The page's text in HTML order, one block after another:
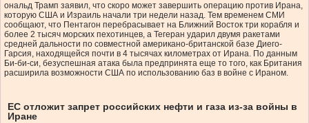
ональд Трамп заявил, что скоро может завершить операцию против Ирана,
которую США и Израиль начали три недели назад. Тем временем СМИ
сообщают, что Пентагон перебрасывает на Ближний Восток три корабля и
более 2 тысяч морских пехотинцев, а Тегеран ударил двумя ракетами
средней дальности по совместной американо-британской базе Диего-
Гарсия, находящейся почти в 4 тысячах километрах от Ирана. По данным
Би-би-си, безуспешная атака была предпринята еще то того, как Британия
расширила возможности США по использованию баз в войне с Ираном.
ЕС отложит запрет российских нефти и газа из-за войны в
Иране